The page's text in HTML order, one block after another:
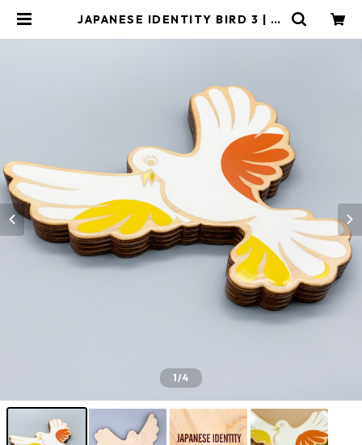
JAPANESE IDENTITY BIRD 3 | IC
1/4